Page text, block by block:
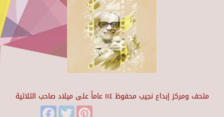
متحف ومركز إبداع نجيب محفوظ ١١٤ عاماً على ميلاد صاحب الثلاثية
FacebookTwitter